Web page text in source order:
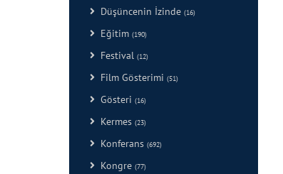
Düşüncenin İzinde (16)
Eğitim (190)
Festival (12)
Film Gösterimi (51)
Gösteri (16)
Kermes (23)
Konferans (692)
Kongre (77)